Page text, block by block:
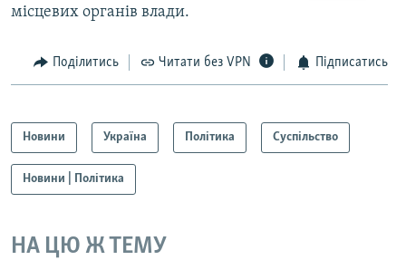
місцевих органів влади.
Поділитись Читати без VPN Підписатись
Новини Україна Політика Суспільство
Новини | Політика
НА ЦЮ Ж ТЕМУ